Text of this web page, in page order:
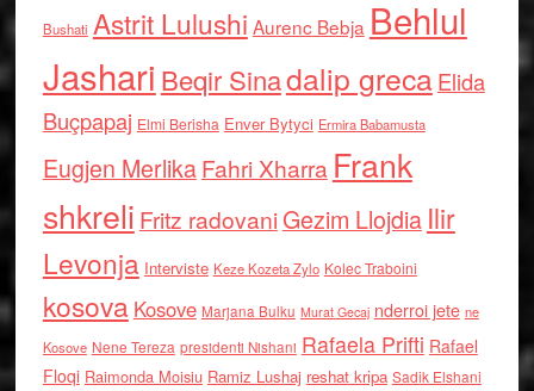
Bushati Astrit Lulushi Aurenc Bebja Behlul
Jashari Beqir Sinadalip grecaElida
Buçpapaj Elmi Berisha Enver Bytyci Ermira Babamusta
Eugjen MerlikaFahri Xharra Frank
shkreli Fritz radovaniGezim Llojdia Ilir
Levonja Interviste Keze Kozeta Zylo Kolec Traboini
kosova Kosove Marjana Bulku Murat Gecaj nderroi jete ne
Kosove Nene Tereza presidenti Nishani Rafaela Prifti Rafael
Floqi Raimonda Moisiu Ramiz Lushaj reshat kripa Sadik Elshani